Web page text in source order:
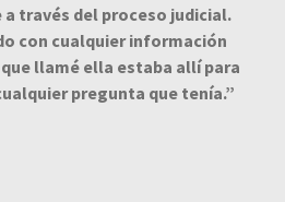
través del proceso judicial.
con cualquier información
llamé ella estaba allí para
pregunta que tenía.